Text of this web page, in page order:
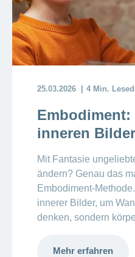
25.03.2026 4 Min.
Embodiment:
inneren Bilder
Mit Fantasie
ändern? Genau das
Embodiment-
innerer Bilder, um
denken, sondern
Mehr erfahren